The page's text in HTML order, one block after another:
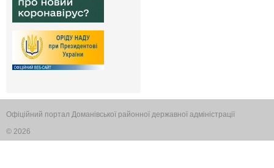
Офіційний портал Доманівської районної державної адміністрації
© 2026